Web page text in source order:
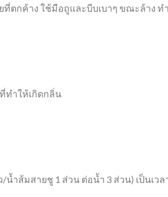
ที่ตกค้าง ใช้มือถูและบีบเบาๆ ขณะล้าง ท
ทำให้เกิดกลิ่น
ส้มสายชู 1 ส่วน ต่อน้ำ 3 ส่วน) เป็นเวล